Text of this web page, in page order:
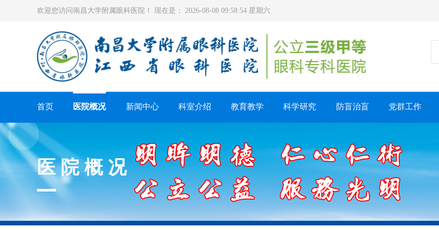
欢迎您访问南昌大学附属眼科医院！ 现在是： 2026-08-08 09:58:55 星期六
首页 医院概况 新闻中心 科室介绍 教育教学 科学研究 防盲治盲 党群工作
医院概况